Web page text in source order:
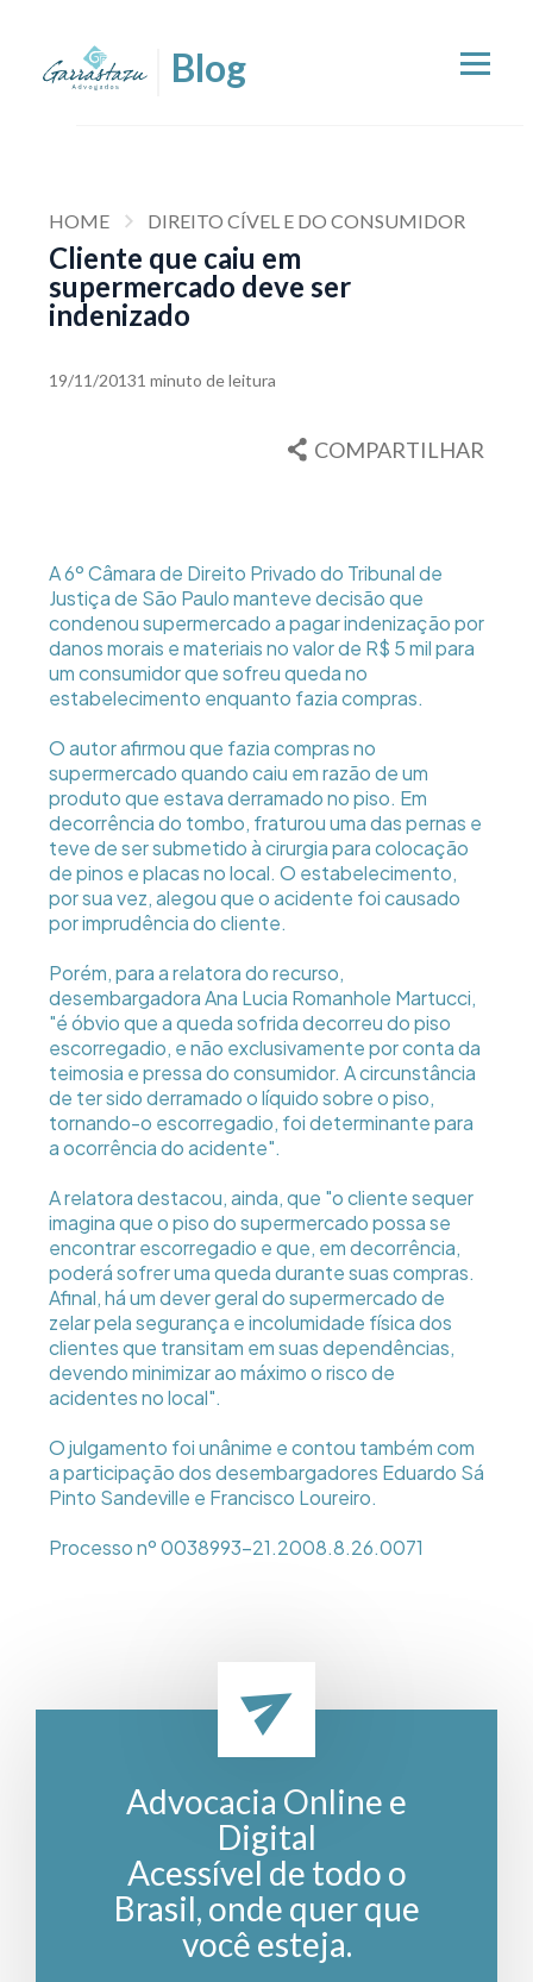
HOME DIREITO CÍVEL E DO CONSUMIDOR
Cliente que caiu em
supermercado deve ser
indenizado
19/11/20131 minuto de leitura
COMPARTILHAR
A 6º Câmara de Direito Privado do Tribunal de
Justiça de São Paulo manteve decisão que
condenou supermercado a pagar indenização por
danos morais e materiais no valor de R$ 5 mil para
um consumidor que sofreu queda no
estabelecimento enquanto fazia compras.
O autor afirmou que fazia compras no
supermercado quando caiu em razão de um
produto que estava derramado no piso. Em
decorrência do tombo, fraturou uma das pernas e
teve de ser submetido à cirurgia para colocação
de pinos e placas no local. O estabelecimento,
por sua vez, alegou que o acidente foi causado
por imprudência do cliente.
Porém, para a relatora do recurso,
desembargadora Ana Lucia Romanhole Martucci,
"é óbvio que a queda sofrida decorreu do piso
escorregadio, e não exclusivamente por conta da
teimosia e pressa do consumidor. A circunstância
de ter sido derramado o líquido sobre o piso,
tornando-o escorregadio, foi determinante para
a ocorrência do acidente".
A relatora destacou, ainda, que "o cliente sequer
imagina que o piso do supermercado possa se
encontrar escorregadio e que, em decorrência,
poderá sofrer uma queda durante suas compras.
Afinal, há um dever geral do supermercado de
zelar pela segurança e incolumidade física dos
clientes que transitam em suas dependências,
devendo minimizar ao máximo o risco de
acidentes no local".
O julgamento foi unânime e contou também com
a participação dos desembargadores Eduardo Sá
Pinto Sandeville e Francisco Loureiro.
Processo nº 0038993-21.2008.8.26.0071
Advocacia Online e
Digital
Acessível de todo o
Brasil, onde quer que
você esteja.